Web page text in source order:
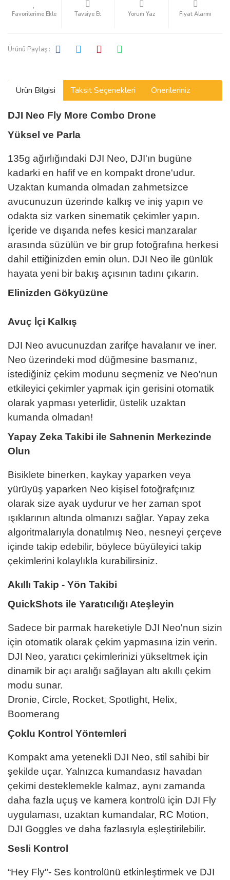
Tavsiye Et Yorum Yaz Fiyat Alarmı
Ürünü Paylaş :
Ürün Bilgisi Taksit Seçenekleri Önerileriniz
DJI Neo Fly More Combo Drone
Yüksel ve Parla
135g ağırlığındaki DJI Neo, DJI'ın bugüne
kadarki en hafif ve en kompakt drone'udur.
Uzaktan kumanda olmadan zahmetsizce
avucunuzun üzerinde kalkış ve iniş yapın ve
odakta siz varken sinematik çekimler yapın.
İçeride ve dışarıda nefes kesici manzaralar
arasında süzülün ve bir grup fotoğrafına herkesi
dahil ettiğinizden emin olun. DJI Neo ile günlük
hayata yeni bir bakış açısının tadını çıkarın.
Elinizden Gökyüzüne
Avuç İçi Kalkış
DJI Neo avucunuzdan zarifçe havalanır ve iner.
Neo üzerindeki mod düğmesine basmanız,
istediğiniz çekim modunu seçmeniz ve Neo'nun
etkileyici çekimler yapmak için gerisini otomatik
olarak yapması yeterlidir, üstelik uzaktan
kumanda olmadan!
Yapay Zeka Takibi ile Sahnenin Merkezinde
Olun
Bisiklete binerken, kaykay yaparken veya
yürüyüş yaparken Neo kişisel fotoğrafçınız
olarak size ayak uydurur ve her zaman spot
ışıklarının altında olmanızı sağlar. Yapay zeka
algoritmalarıyla donatılmış Neo, nesneyi çerçeve
içinde takip edebilir, böylece büyüleyici takip
çekimlerini kolaylıkla kurabilirsiniz.
Akıllı Takip - Yön Takibi
QuickShots ile Yaratıcılığı Ateşleyin
Sadece bir parmak hareketiyle DJI Neo'nun sizin
için otomatik olarak çekim yapmasına izin verin.
DJI Neo, yaratıcı çekimlerinizi yükseltmek için
dinamik bir açı aralığı sağlayan altı akıllı çekim
modu sunar.
Dronie, Circle, Rocket, Spotlight, Helix,
Boomerang
Çoklu Kontrol Yöntemleri
Kompakt ama yetenekli DJI Neo, stil sahibi bir
şekilde uçar. Yalnızca kumandasız havadan
çekimi desteklemekle kalmaz, aynı zamanda
daha fazla uçuş ve kamera kontrolü için DJI Fly
uygulaması, uzaktan kumandalar, RC Motion,
DJI Goggles ve daha fazlasıyla eşleştirilebilir.
Sesli Kontrol
“Hey Fly"- Ses kontrolünü etkinleştirmek ve DJI